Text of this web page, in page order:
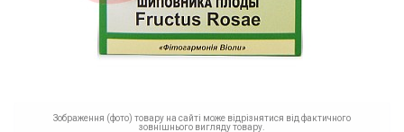
Зображення (фото) товару на сайті може відрізнятися від фактичного
зовнішнього вигляду товару.